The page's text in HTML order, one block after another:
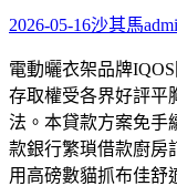
2026-05-16沙其馬
電動曬衣架品牌
存取權受各界好評平
法。本貸款方案免手
款銀行繁瑣借款廚房
用高磅數貓抓布佳舒